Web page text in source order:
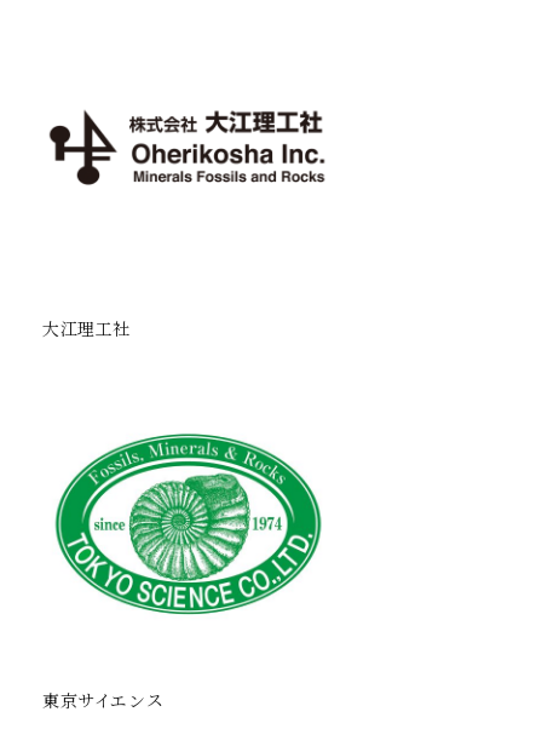
大江理工社
東京サイエンス